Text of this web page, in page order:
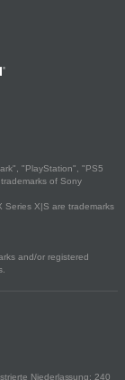
"PlayStation", "PS5
of Sony
Series X|S are trademarks
and/or registered
Niederlassung: 240